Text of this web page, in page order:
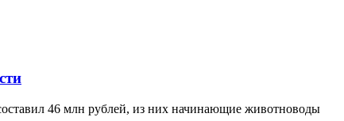
46 млн рублей, из них начинающие животноводы